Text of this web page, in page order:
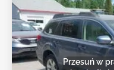
Przesuń w